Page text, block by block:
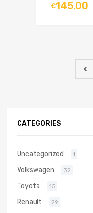
€145,00
CATEGORIES
Uncategorized 1
Volkswagen 32
Toyota 15
Renault 29